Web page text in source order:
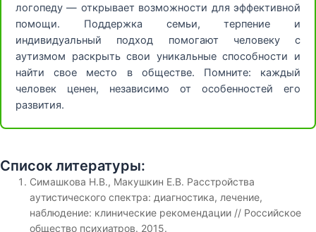
логопеду — открывает возможности для эффективной
помощи. Поддержка семьи, терпение и
индивидуальный подход помогают человеку с
аутизмом раскрыть свои уникальные способности и
найти свое место в обществе. Помните: каждый
человек ценен, независимо от особенностей его
развития.
Список литературы:
Симашкова Н.В., Макушкин Е.В. Расстройства
аутистического спектра: диагностика, лечение,
наблюдение: клинические рекомендации // Российское
общество психиатров. 2015.